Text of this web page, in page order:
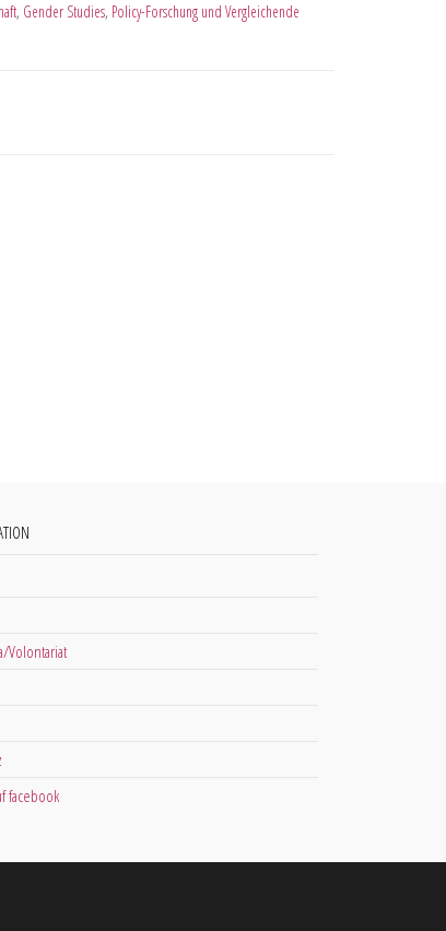
, Gender Studies, Policy-Forschung und Vergleichende
Volontariat
facebook